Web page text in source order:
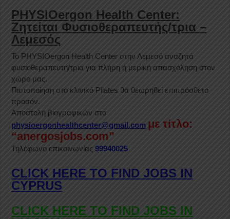
PHYSIOergon Health Center:
Ζητείται Φυσιοθεραπευτής/τρια –
Λεμεσός
Το PHYSIOergon Health Center στην Λεμεσό αναζητά
φυσιοθεραπευτή/τρια για πλήρη ή μερική απασχόληση στον
χώρο μας.
Πιστοποίηση στο κλινικό Pilates θα θεωρηθεί επιπρόσθετο
προσόν.
Αποστολή βιογραφικών στο
physioergonhealthcenter@gmail.com με τίτλο:
“anergosjobs.com”
Τηλέφωνο επικοινωνίας 99940025
CLICK HERE TO FIND JOBS IN
CYPRUS
CLICK HERE TO FIND JOBS IN